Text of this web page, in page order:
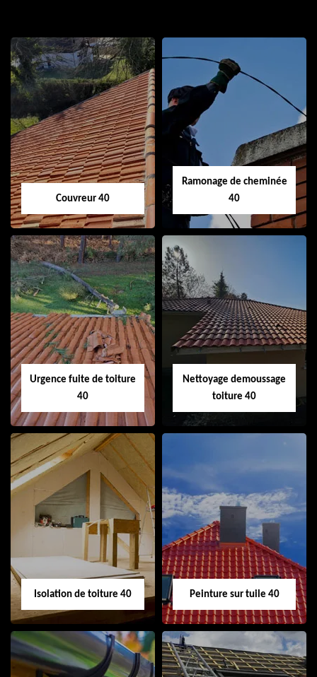
Couvreur 40
Couvreur 40
Ramonage de cheminée
40
Ramonage de
cheminée 40
Urgence fuite de toiture
40
Urgence fuite de
toiture 40
Nettoyage demoussage
toiture 40
Nettoyage
demoussage
toiture 40
Isolation de toiture 40 Peinture sur tuile 40